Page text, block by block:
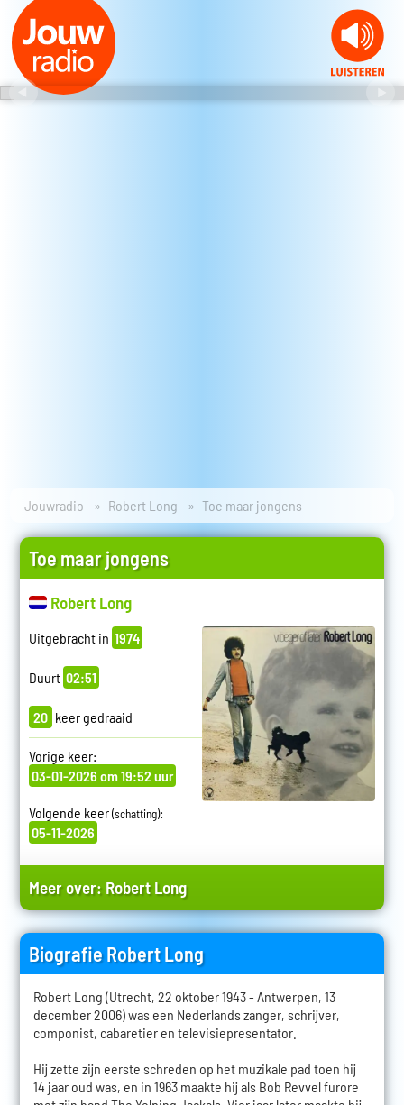
Jouwradio Robert Long Toe maar jongens
Toe maar jongens
Robert Long
Uitgebracht in 1974
Duurt 02:51
20 keer gedraaid
Vorige keer:
03-01-2026 om 19:52 uur
Volgende keer(schatting):
05-11-2026
Meer over: Robert Long
Biografie Robert Long
Robert Long (Utrecht, 22 oktober 1943 - Antwerpen, 13
december 2006) was een Nederlands zanger, schrijver,
componist, cabaretier en televisiepresentator.
Hij zette zijn eerste schreden op het muzikale pad toen hij
14 jaar oud was, en in 1963 maakte hij als Bob Revvel furore